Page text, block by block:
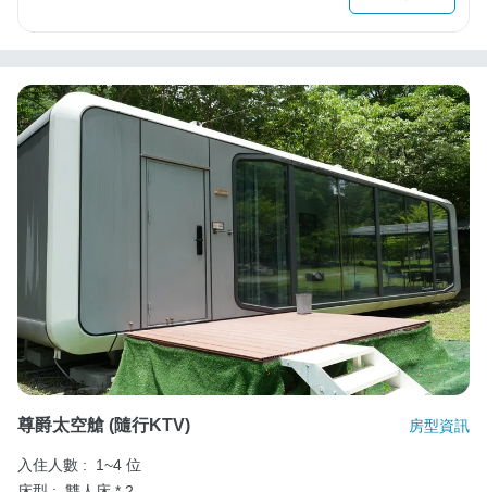
尊爵太空艙 (隨行KTV) 房型資訊
入住人數 :
1~4 位